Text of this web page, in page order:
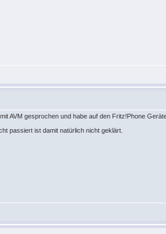
AVM gesprochen und habe auf den Fritz!Phone
passiert ist damit natürlich nicht geklärt.